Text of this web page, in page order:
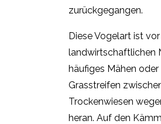
zurückgegangen.
Diese Vogelart ist
landwirtschaftlichen
häufiges Mähen
Grasstreifen
Trockenwiesen
heran. Auf den